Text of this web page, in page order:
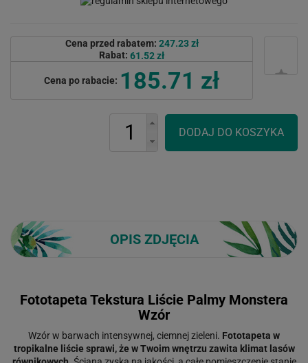
Cena przed rabatem: 247.23 zł
Rabat: 61.52 zł
Cena po rabacie: 185.71 zł
OPIS ZDJĘCIA
Fototapeta Tekstura Liście Palmy Monstera
Wzór
Wzór w barwach intensywnej, ciemnej zieleni. Fototapeta w
tropikalne liście sprawi, że w Twoim wnętrzu zawita klimat lasów